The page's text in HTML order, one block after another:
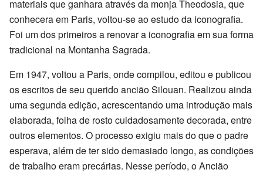
materiais que ganhara através da monja Theodosia, que
conhecera em Paris, voltou-se ao estudo da iconografia.
Foi um dos primeiros a renovar a iconografia em sua forma
tradicional na Montanha Sagrada.
Em 1947, voltou a Paris, onde compilou, editou e publicou
os escritos de seu querido ancião Silouan. Realizou ainda
uma segunda edição, acrescentando uma introdução mais
elaborada, folha de rosto cuidadosamente decorada, entre
outros elementos. O processo exigiu mais do que o padre
esperava, além de ter sido demasiado longo, as condições
de trabalho eram precárias. Nesse período, o Ancião